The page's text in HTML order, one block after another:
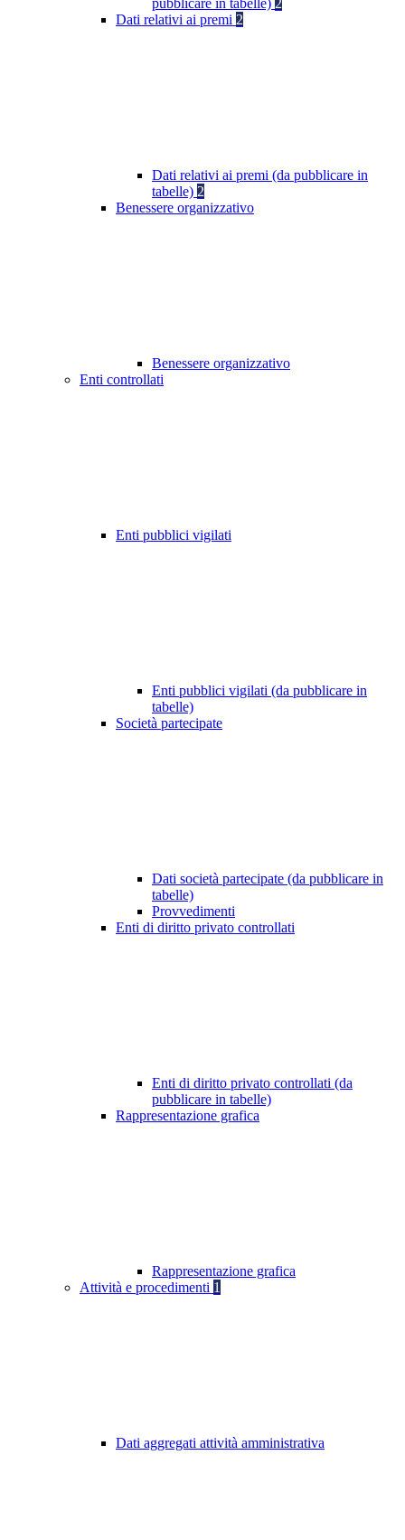
pubblicare in tabelle) 2
Dati relativi ai premi 2
Dati relativi ai premi (da pubblicare in
tabelle) 2
Benessere organizzativo
Benessere organizzativo
Enti controllati
Enti pubblici vigilati
Enti pubblici vigilati (da pubblicare in
tabelle)
Società partecipate
Dati società partecipate (da pubblicare in
tabelle)
Provvedimenti
Enti di diritto privato controllati
Enti di diritto privato controllati (da
pubblicare in tabelle)
Rappresentazione grafica
Rappresentazione grafica
Attività e procedimenti 1
Dati aggregati attività amministrativa